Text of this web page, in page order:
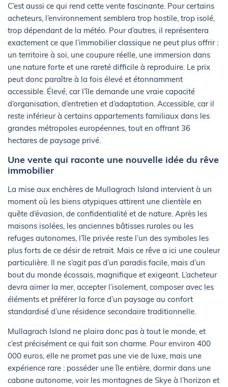
C’est aussi ce qui rend cette vente fascinante. Pour certains
acheteurs, l’environnement semblera trop hostile, trop isolé,
trop dépendant de la météo. Pour d’autres, il représentera
exactement ce que l’immobilier classique ne peut plus offrir :
un territoire à soi, une coupure réelle, une immersion dans
une nature forte et une rareté difficile à reproduire. Le prix
peut donc paraître à la fois élevé et étonnamment
accessible. Élevé, car l’île demande une vraie capacité
d’organisation, d’entretien et d’adaptation. Accessible, car il
reste inférieur à certains appartements familiaux dans les
grandes métropoles européennes, tout en offrant 36
hectares de paysage privé.
Une vente qui raconte une nouvelle idée du rêve
immobilier
La mise aux enchères de Mullagrach Island intervient à un
moment où les biens atypiques attirent une clientèle en
quête d’évasion, de confidentialité et de nature. Après les
maisons isolées, les anciennes bâtisses rurales ou les
refuges autonomes, l’île privée reste l’un des symboles les
plus forts de ce désir de retrait. Mais ce rêve a ici une couleur
particulière. Il ne s’agit pas d’un paradis facile, mais d’un
bout du monde écossais, magnifique et exigeant. L’acheteur
devra aimer la mer, accepter l’isolement, composer avec les
éléments et préférer la force d’un paysage au confort
standardisé d’une résidence secondaire traditionnelle.
Mullagrach Island ne plaira donc pas à tout le monde, et
c’est précisément ce qui fait son charme. Pour environ 400
000 euros, elle ne promet pas une vie de luxe, mais une
expérience rare : posséder une île entière, dormir dans une
cabane autonome, voir les montagnes de Skye à l’horizon et